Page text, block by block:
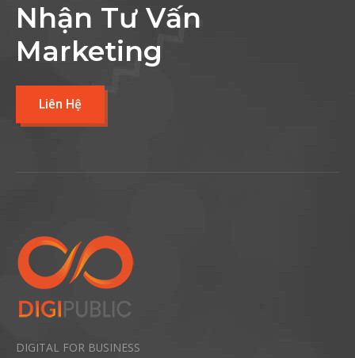
Nhận Tư Vấn
Marketing
Liên Hệ
DIGITAL FOR BUSINESS